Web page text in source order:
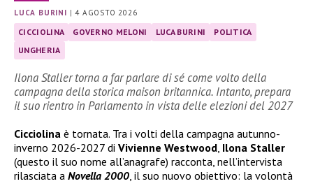
LUCA BURINI |4 AGOSTO 2026
CICCIOLINA GOVERNO MELONI LUCA BURINI
POLITICA
UNGHERIA
Ilona Staller torna a far parlare di sé come volto della
campagna della storica maison britannica. Intanto, prepara
il suo rientro in Parlamento in vista delle elezioni del 2027
Cicciolina è tornata. Tra i volti della campagna autunno-
inverno 2026-2027 di Vivienne Westwood, Ilona Staller
(questo il suo nome all’anagrafe) racconta, nell’intervista
rilasciata a Novella 2000, il suo nuovo obiettivo: la volontà